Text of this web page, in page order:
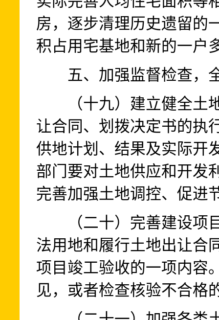
房，逐步清理历史遗留的
积占用宅基地和新的一户
五、加强监督检查，
（十九）建立健全土地
让合同、划拨决定书的执
供地计划、结果及实际开
部门要对土地供应和开发
完善加强土地调控、促进
（二十）完善建设项目
法用地和履行土地出让合
项目竣工验收的一项内容
见，或者检查核验不合格